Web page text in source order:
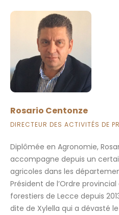
Rosario Centonze
DIRECTEUR DES ACTIVITÉS DE
Diplômée en Agronomie,
accompagne depuis un
agricoles dans les
Président de l’Ordre
forestiers de Lecce depuis
dite de Xylella qui a dévasté